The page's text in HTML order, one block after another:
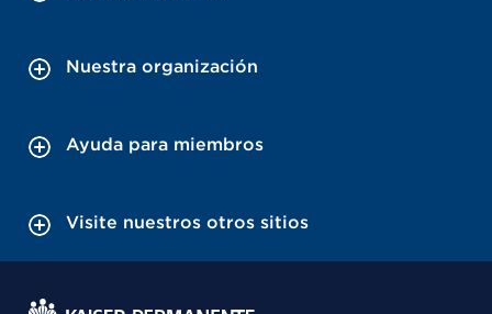
Nuestra organización
Ayuda para miembros
Visite nuestros otros sitios